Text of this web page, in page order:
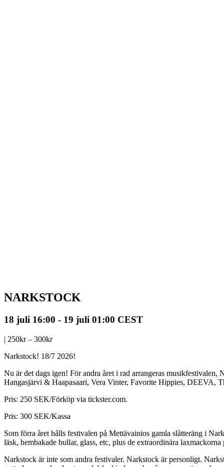
NARKSTOCK
18 juli 16:00 - 19 juli 01:00 CEST
| 250kr – 300kr
Narkstock! 18/7 2026!
Nu är det dags igen! För andra året i rad arrangeras musikfestivalen,
Hangasjärvi & Haapasaari, Vera Vinter, Favorite Hippies, DEEVA,
Pris: 250 SEK/Förköp via tickster.com.
Pris: 300 SEK/Kassa
Som förra året hålls festivalen på Mettävainios gamla slåtteräng i
läsk, hembakade bullar, glass, etc, plus de extraordinära
Narkstock är inte som andra festivaler. Narkstock är personligt.